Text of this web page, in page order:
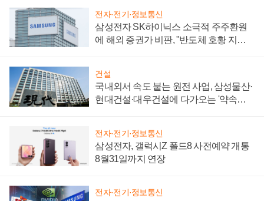
전자·전기·정보통신
삼성전자 SK하이닉스 소극적 주주환원
에 해외 증권가 비판, "반도체 호황 지속
건설
국내외서 속도 붙는 원전 사업, 삼성물산·
현대건설·대우건설에 다가오는 '약속의
전자·전기·정보통신
삼성전자, 갤럭시Z 폴드8 사전예약 개통
8월31일까지 연장
전자·전기·정보통신